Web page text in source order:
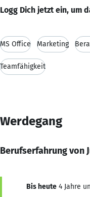
Logg Dich jetzt ein, um
MS Office Marketing
Teamfähigkeit
Werdegang
Berufserfahrung von
Bis heute 4 Jahre